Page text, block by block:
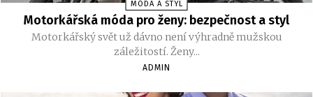
MÓDA A STYL
Motorkářská móda pro ženy: bezpečnost a styl
Motorkářský svět už dávno není výhradně mužskou
záležitostí. Ženy...
ADMIN